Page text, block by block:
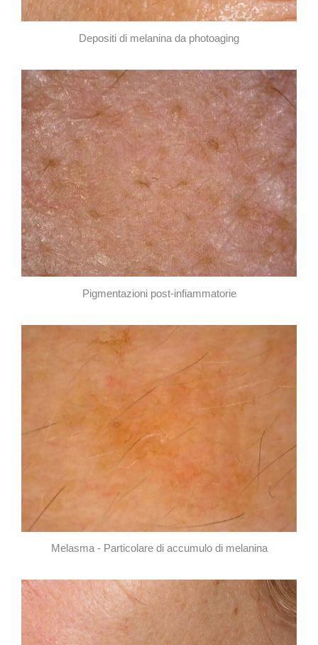
Depositi di melanina da photoaging
Pigmentazioni post-infiammatorie
Melasma - Particolare di accumulo di melanina